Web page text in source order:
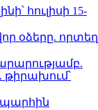
հուլիսի 15-
օձերը. որտեղ
թիրախում՝